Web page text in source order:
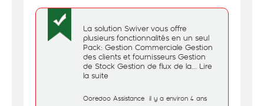
La solution Swiver vous offre
plusieurs fonctionnalités en un seul
Pack: Gestion Commerciale Gestion
des clients et fournisseurs Gestion
de Stock Gestion de flux de la... Lire
la suite
Ooredoo Assistance il y a environ 4 ans